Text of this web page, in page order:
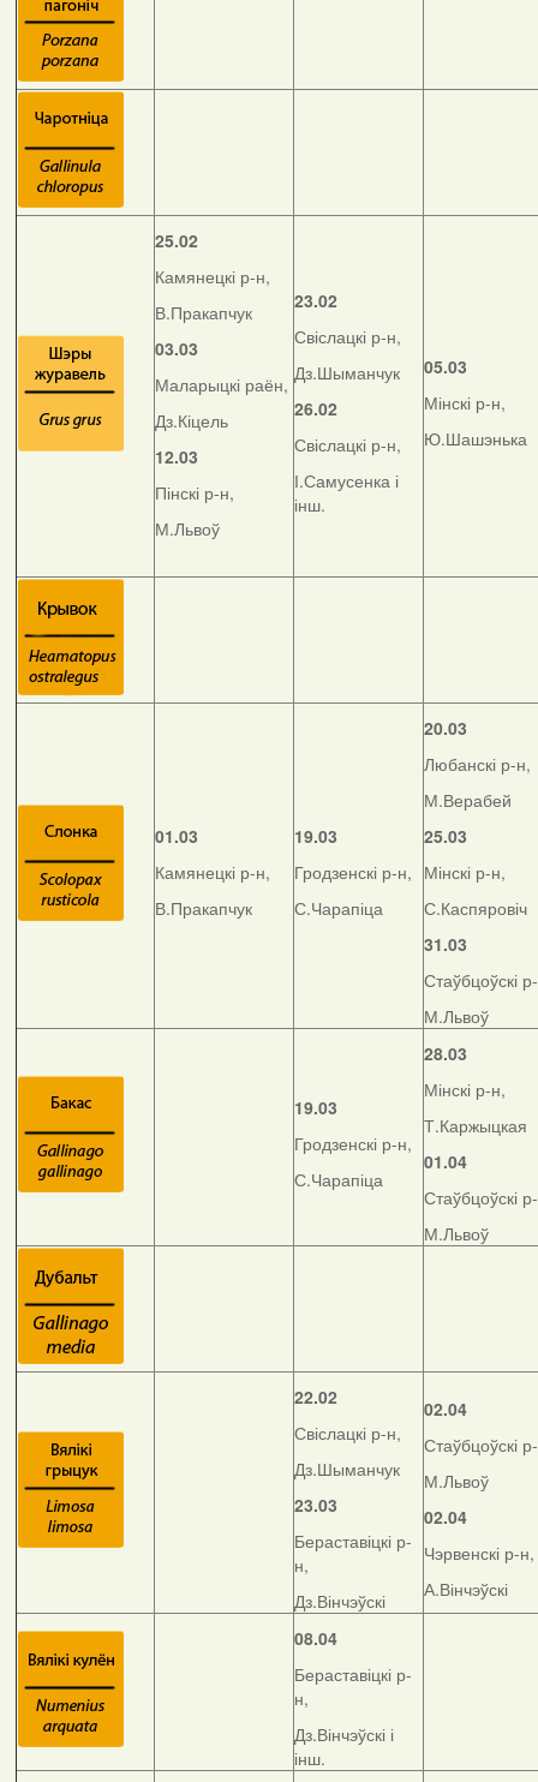
25.02
Камянецкі р-н,
В.Пракапчук
03.03
Маларыцкі раён,
Дз.Кіцель
12.03
Пінскі р-н,
М.Львоў
23.02
Свіслацкі р-н,
Дз.Шыманчук
26.02
Свіслацкі р-н,
І.Самусенка і
інш.
05.03
Мінскі р-н,
Ю.Шашэнька
01.03
Камянецкі р-н,
В.Пракапчук
19.03
Гродзенскі р-н,
С.Чарапіца
20.03
Любанскі р-н,
М.Верабей
25.03
Мінскі р-н,
С.Каспяровіч
31.03
Стаўбцоўскі
М.Львоў
19.03
Гродзенскі р-н,
С.Чарапіца
28.03
Мінскі р-н,
Т.Каржыцкая
01.04
Стаўбцоўскі
М.Львоў
22.02
Свіслацкі р-н,
Дз.Шыманчук
23.03
Бераставіцкі р-
н,
Дз.Вінчэўскі
02.04
Стаўбцоўскі
М.Львоў
02.04
Чэрвенскі р-н,
А.Вінчэўскі
08.04
Бераставіцкі р-
н,
Дз.Вінчэўскі і
інш.